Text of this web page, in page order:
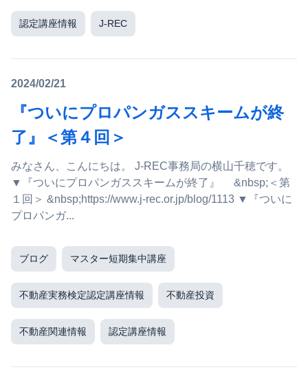
認定講座情報 J-REC
2024/02/21
『ついにプロパンガススキームが終
了』＜第４回＞
みなさん、こんにちは。 J-REC事務局の横山千穂です。
▼『ついにプロパンガススキームが終了』 &nbsp;＜第
１回＞ &nbsp;https://www.j-rec.or.jp/blog/1113 ▼『ついに
プロパンガ...
ブログ マスター短期集中講座
不動産実務検定認定講座情報 不動産投資
不動産関連情報 認定講座情報